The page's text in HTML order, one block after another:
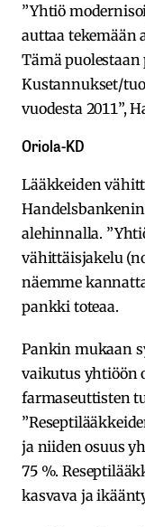
”Yhtiö
auttaa tekemään
Tämä
Kustannukset/
vuodesta 2011”,
Oriola-KD
Lääkkeiden
alehinnalla.
vähittäisjakelu
näemme
pankki toteaa.
Pankin mukaan
vaikutus yhtiöön
farmaseuttisten
ja niiden osuus
75 %.
kasvava ja